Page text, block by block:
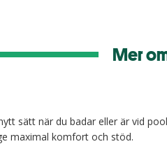
Mer
sätt när du badar eller är vid
maximal komfort och stöd.